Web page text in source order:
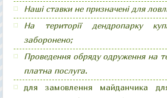
Наші ставки не призначені для
На території дендропарку
заборонено;
Проведення обряду одруження на
платна послуга.
для замовлення майданчика